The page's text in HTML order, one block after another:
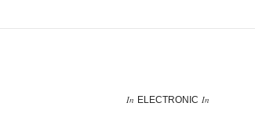
In ELECTRONIC In